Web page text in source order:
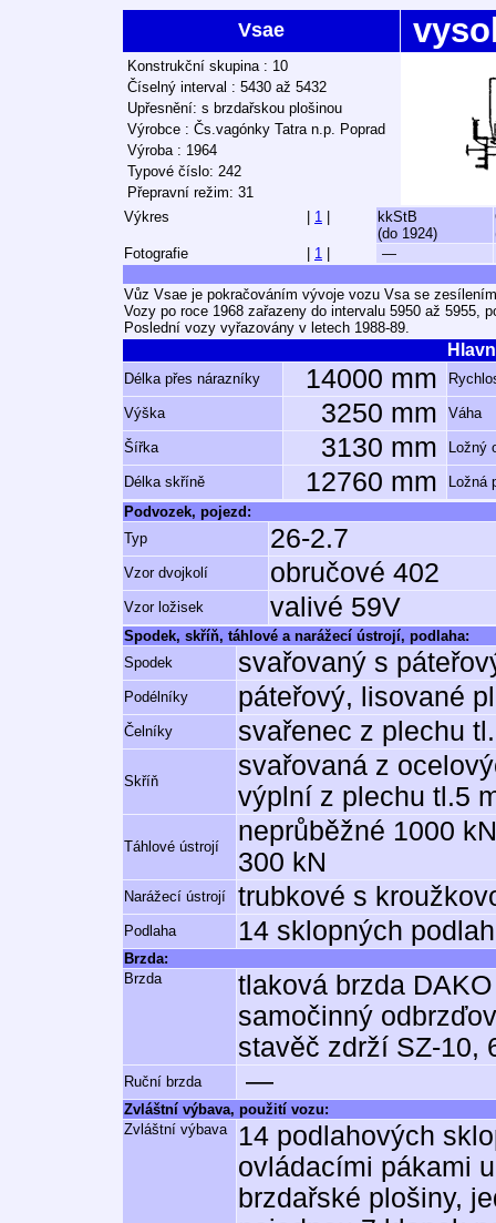
Vsae
Konstrukční skupina : 10
Číselný interval : 5430 až 5432
Upřesnění: s brzdařskou plošinou
Výrobce : Čs.vagónky Tatra n.p. Poprad
Výroba : 1964
Typové číslo: 242
Přepravní režim: 31
Výkres
1
kkStB
(do 1924)
Fotografie
1 —
Vůz Vsae je pokračováním vývoje vozu Vsa se
Vozy po roce 1968 zařazeny do intervalu 5950 až 5955,
Poslední vozy vyřazovány v letech 1988-89.
Délka přes nárazníky 14000 mm
Výška 3250 mm Váha
Šířka 3130 mm Ložný
Délka skříně 12760 mm
Ložná
Podvozek, pojezd:
Typ
26-2.7
Vzor dvojkolí obručové 402
Vzor ložisek valivé 59V
Spodek, skříň, táhlové a narážecí ústrojí, podlaha:
Spodek
svařovaný s
Podélníky páteřový, lisované
Čelníky svařenec z plechu
Skříň
svařovaná z
výplní z plechu tl.5
Táhlové ústrojí
neprůběžné 1000
300 kN
Narážecí ústrojí trubkové s
Podlaha 14 sklopných
Brzda:
Brzda
tlaková brzda
samočinný
stavěč zdrží SZ-10,
Ruční brzda —
Zvláštní výbava, použití vozu:
Zvláštní výbava
14 podlahových
ovládacími pákami
brzdařské plošiny,